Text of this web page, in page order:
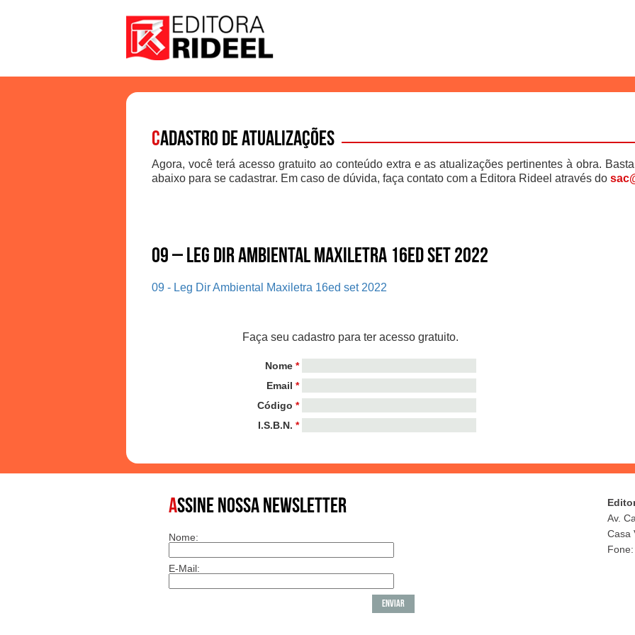
Cadastro de atualizações
Agora, você terá acesso gratuito ao conteúdo extra e as atualizações pertinentes à obra.
abaixo para se cadastrar. Em caso de dúvida, faça contato com a Editora Rideel através do
09 – Leg Dir Ambiental Maxiletra 16ed set 2022
09 - Leg Dir Ambiental Maxiletra 16ed set 2022
Faça seu cadastro para ter acesso gratuito.
Nome *
Email *
Código *
I.S.B.N. *
ASSINE NOSSA NEWSLETTER
Nome:
E-Mail:
Av.
Casa